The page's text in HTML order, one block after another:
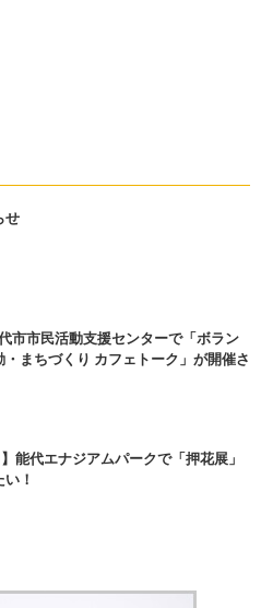
せ
市市民活動支援センターで「ボラン
・まちづくり カフェトーク」が開催さ
能代エナジアムパークで「押花展」
！